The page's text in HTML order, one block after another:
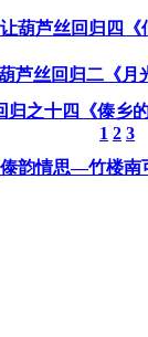
让葫芦丝回归四《
芦丝回归二《月
归之十四《傣乡
1 2 3
傣韵情思—竹楼南